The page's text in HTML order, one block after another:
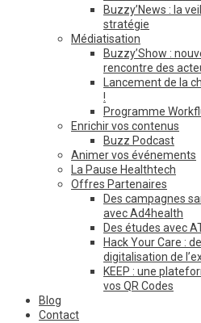
Buzzy’News : la
stratégie
Médiatisation
Buzzy’Show :
rencontre des
Lancement de la
!
Programme
Enrichir vos contenus
Buzz Podcast
Animer vos événements
La Pause Healthtech
Offres Partenaires
Des campagnes
avec Ad4health
Des études avec
Hack Your Care :
digitalisation de
KEEP : une
vos QR Codes
Blog
Contact